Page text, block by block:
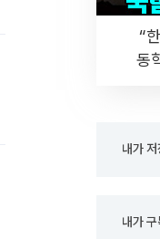
“
동
내가 저
내가 구